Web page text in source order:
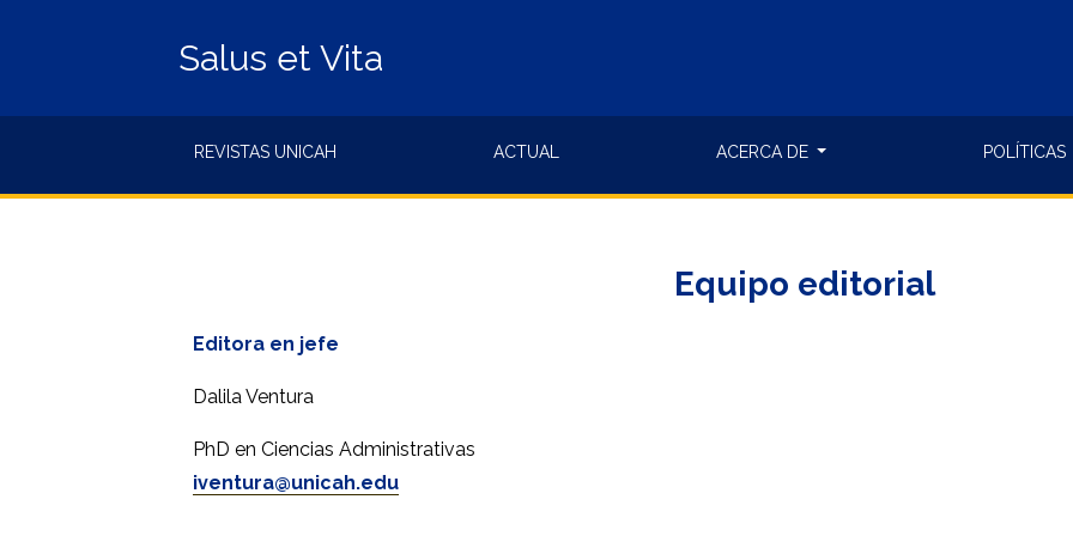
Salus et Vita
REVISTAS UNICAH ACTUAL ACERCA DE POLÍTICAS
Equipo editorial
Editora en jefe
Dalila Ventura
PhD en Ciencias Administrativas
iventura@unicah.edu